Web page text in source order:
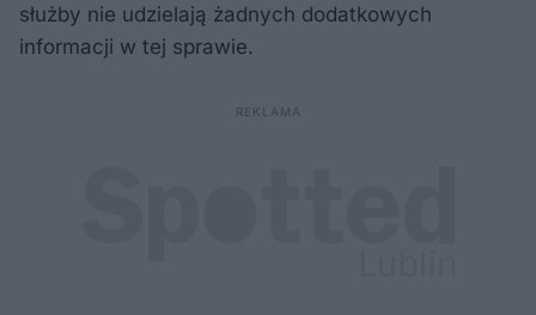
służby nie udzielają żadnych dodatkowych
informacji w tej sprawie.